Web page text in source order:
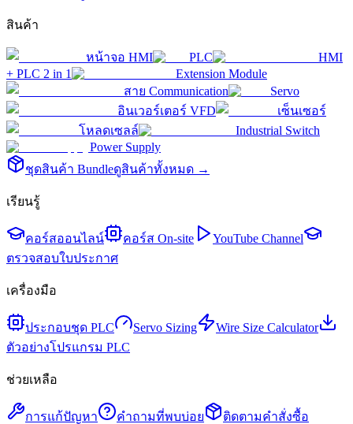
สินค้า
หน้าจอ HMI PLC
HMI
+ PLC 2 in 1
Extension Module
สาย Communication
Servo
อินเวอร์เตอร์ VFD
เซ็นเซอร์
โหลดเซลล์
Industrial Switch
Power Supply
ชุดสินค้า Bundleดูสินค้าทั้งหมด →
เรียนรู้
คอร์สออนไลน์ คอร์ส On-site
YouTube Channel
ตรวจสอบใบประกาศ
เครื่องมือ
ประกอบชุด PLC Servo Sizing
Wire Size Calculator
ตัวอย่างโปรแกรม PLC
ช่วยเหลือ
การแก้ปัญหา คำถามที่พบบ่อย ติดตามคำสั่งซื้อ